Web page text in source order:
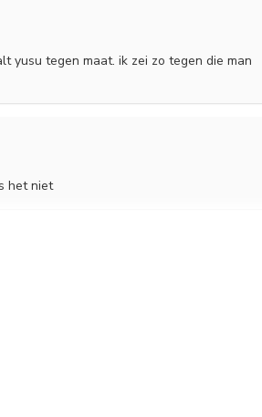
yusu tegen maat. ik zei zo tegen die man
het niet